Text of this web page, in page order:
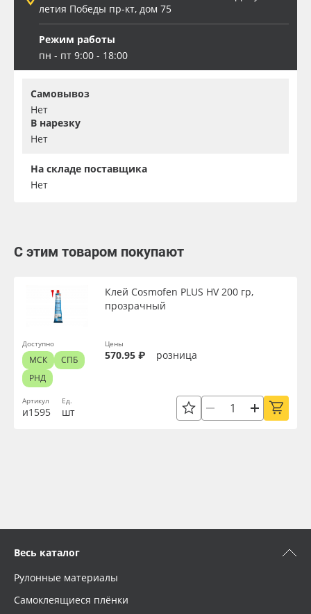
летия Победы пр-кт, дом 75
Режим работы
пн - пт 9:00 - 18:00
Самовывоз
Нет
В нарезку
Нет
На складе поставщика
Нет
С этим товаром покупают
Артикул
и1595
Клей Cosmofen PLUS HV 200 гр,
прозрачный
Ед.
шт
Цены
570.95 ₽ розница
Доступно
МСК
СПБ
РНД
Весь каталог
Рулонные материалы
Самоклеящиеся плёнки